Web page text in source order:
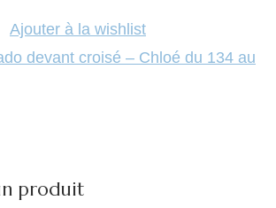
Ajouter à la wishlist
devant croisé – Chloé du 134 au
produit